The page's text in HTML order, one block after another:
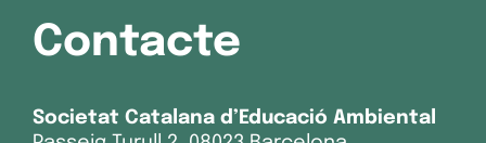
Contacte
Societat Catalana d’Educació Ambiental